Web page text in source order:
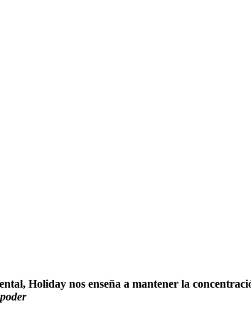
Holiday nos enseña a mantener la